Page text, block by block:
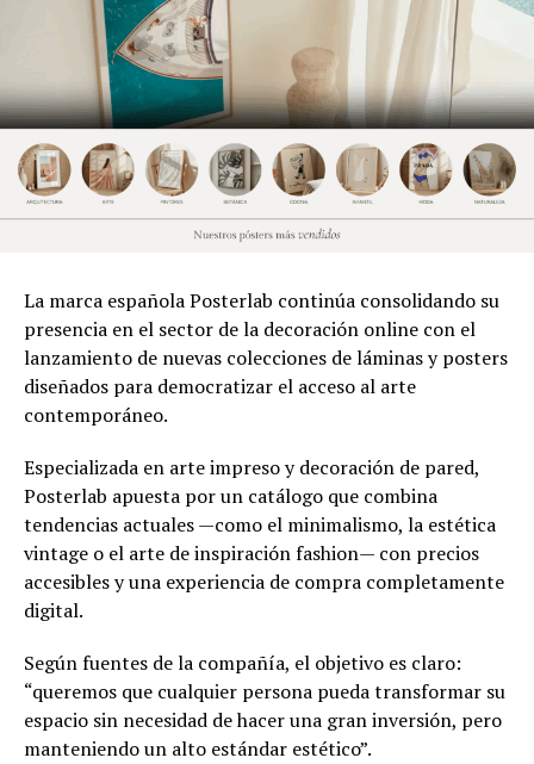
La marca española Posterlab continúa consolidando su
presencia en el sector de la decoración online con el
lanzamiento de nuevas colecciones de láminas y posters
diseñados para democratizar el acceso al arte
contemporáneo.
Especializada en arte impreso y decoración de pared,
Posterlab apuesta por un catálogo que combina
tendencias actuales —como el minimalismo, la estética
vintage o el arte de inspiración fashion— con precios
accesibles y una experiencia de compra completamente
digital.
Según fuentes de la compañía, el objetivo es claro:
“queremos que cualquier persona pueda transformar su
espacio sin necesidad de hacer una gran inversión, pero
manteniendo un alto estándar estético”.